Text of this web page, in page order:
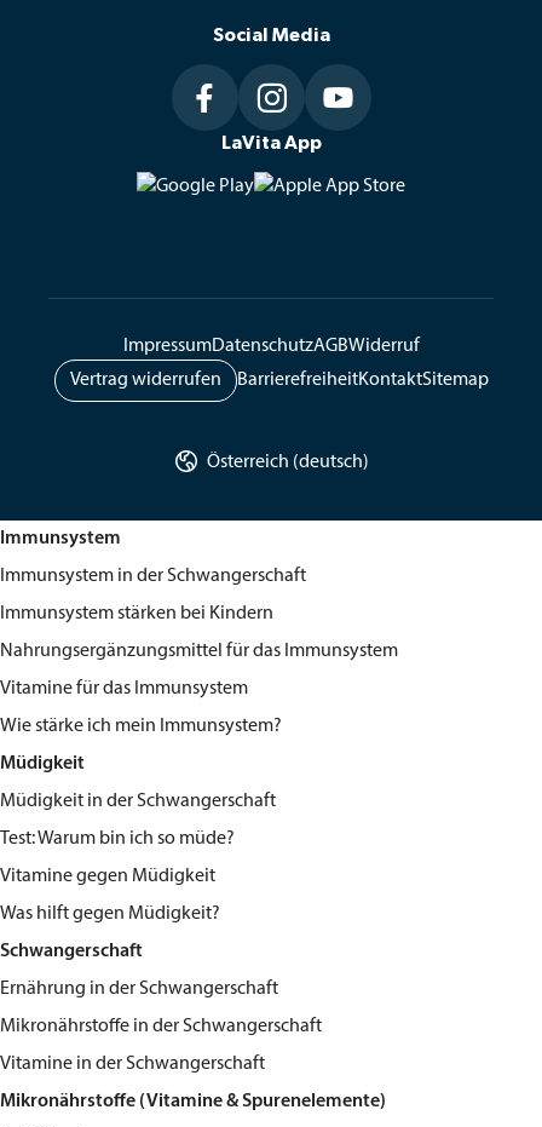
Telefonische Erreichbarkeit
Mo–Fr: 8–19 Uhr, Sa: 9–14 Uhr
Ziegelfeldstraße 10, 84036 Kumhausen
LaVita App
Social Media
  
ImpressumDatenschutzAGBWiderruf
Vertrag widerrufen
BarrierefreiheitKontaktSitemap
 Österreich (deutsch)
Immunsystem
Immunsystem in der Schwangerschaft
Immunsystem stärken bei Kindern
Nahrungsergänzungsmittel für das Immunsystem
Vitamine für das Immunsystem
Wie stärke ich mein Immunsystem?
Müdigkeit
Müdigkeit in der Schwangerschaft
Test: Warum bin ich so müde?
Vitamine gegen Müdigkeit
Was hilft gegen Müdigkeit?
Schwangerschaft
Ernährung in der Schwangerschaft
Mikronährstoffe in der Schwangerschaft
Vitamine in der Schwangerschaft
Mikronährstoffe (Vitamine & Spurenelemente)